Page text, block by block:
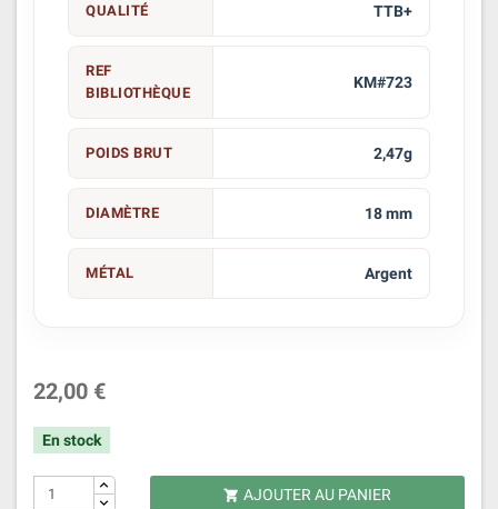
QUALITÉ TTB+
REF
BIBLIOTHÈQUE
KM#723
POIDS BRUT 2,47g
DIAMÈTRE 18 mm
MÉTAL Argent
22,00 €
En stock
 AJOUTER AU PANIER